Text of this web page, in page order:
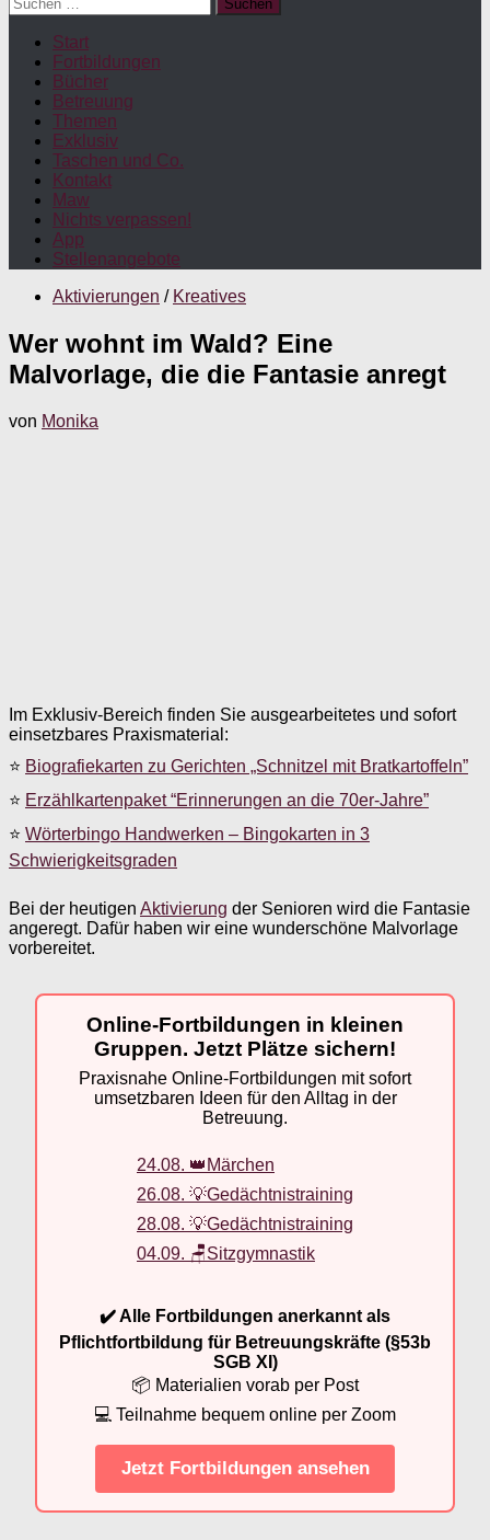
nach:
Start
Fortbildungen
Bücher
Betreuung
Themen
Exklusiv
Taschen und Co.
Kontakt
Maw
Nichts verpassen!
App
Stellenangebote
Aktivierungen / Kreatives
Wer wohnt im Wald? Eine
Malvorlage, die die Fantasie anregt
von Monika
Im Exklusiv-Bereich finden Sie ausgearbeitetes und sofort
einsetzbares Praxismaterial:
⭐ Biografiekarten zu Gerichten „Schnitzel mit Bratkartoffeln”
⭐ Erzählkartenpaket “Erinnerungen an die 70er-Jahre”
⭐ Wörterbingo Handwerken – Bingokarten in 3
Schwierigkeitsgraden
Bei der heutigen Aktivierung der Senioren wird die Fantasie
angeregt. Dafür haben wir eine wunderschöne Malvorlage
vorbereitet.
Online-Fortbildungen in kleinen
Gruppen. Jetzt Plätze sichern!
Praxisnahe Online-Fortbildungen mit sofort
umsetzbaren Ideen für den Alltag in der
Betreuung.
24.08. 👑Märchen
26.08. 💡Gedächtnistraining
28.08. 💡Gedächtnistraining
04.09. 🪑Sitzgymnastik
✔️ Alle Fortbildungen anerkannt als
Pflichtfortbildung für Betreuungskräfte (§53b
SGB XI)
📦 Materialien vorab per Post
💻 Teilnahme bequem online per Zoom
Jetzt Fortbildungen ansehen